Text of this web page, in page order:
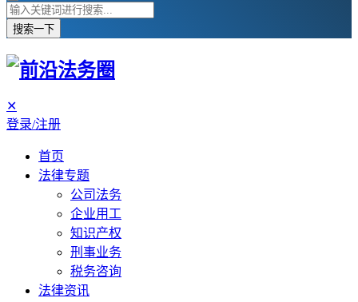
搜索一下
✕
登录/注册
首页
法律专题
公司法务
企业用工
知识产权
刑事业务
税务咨询
法律资讯